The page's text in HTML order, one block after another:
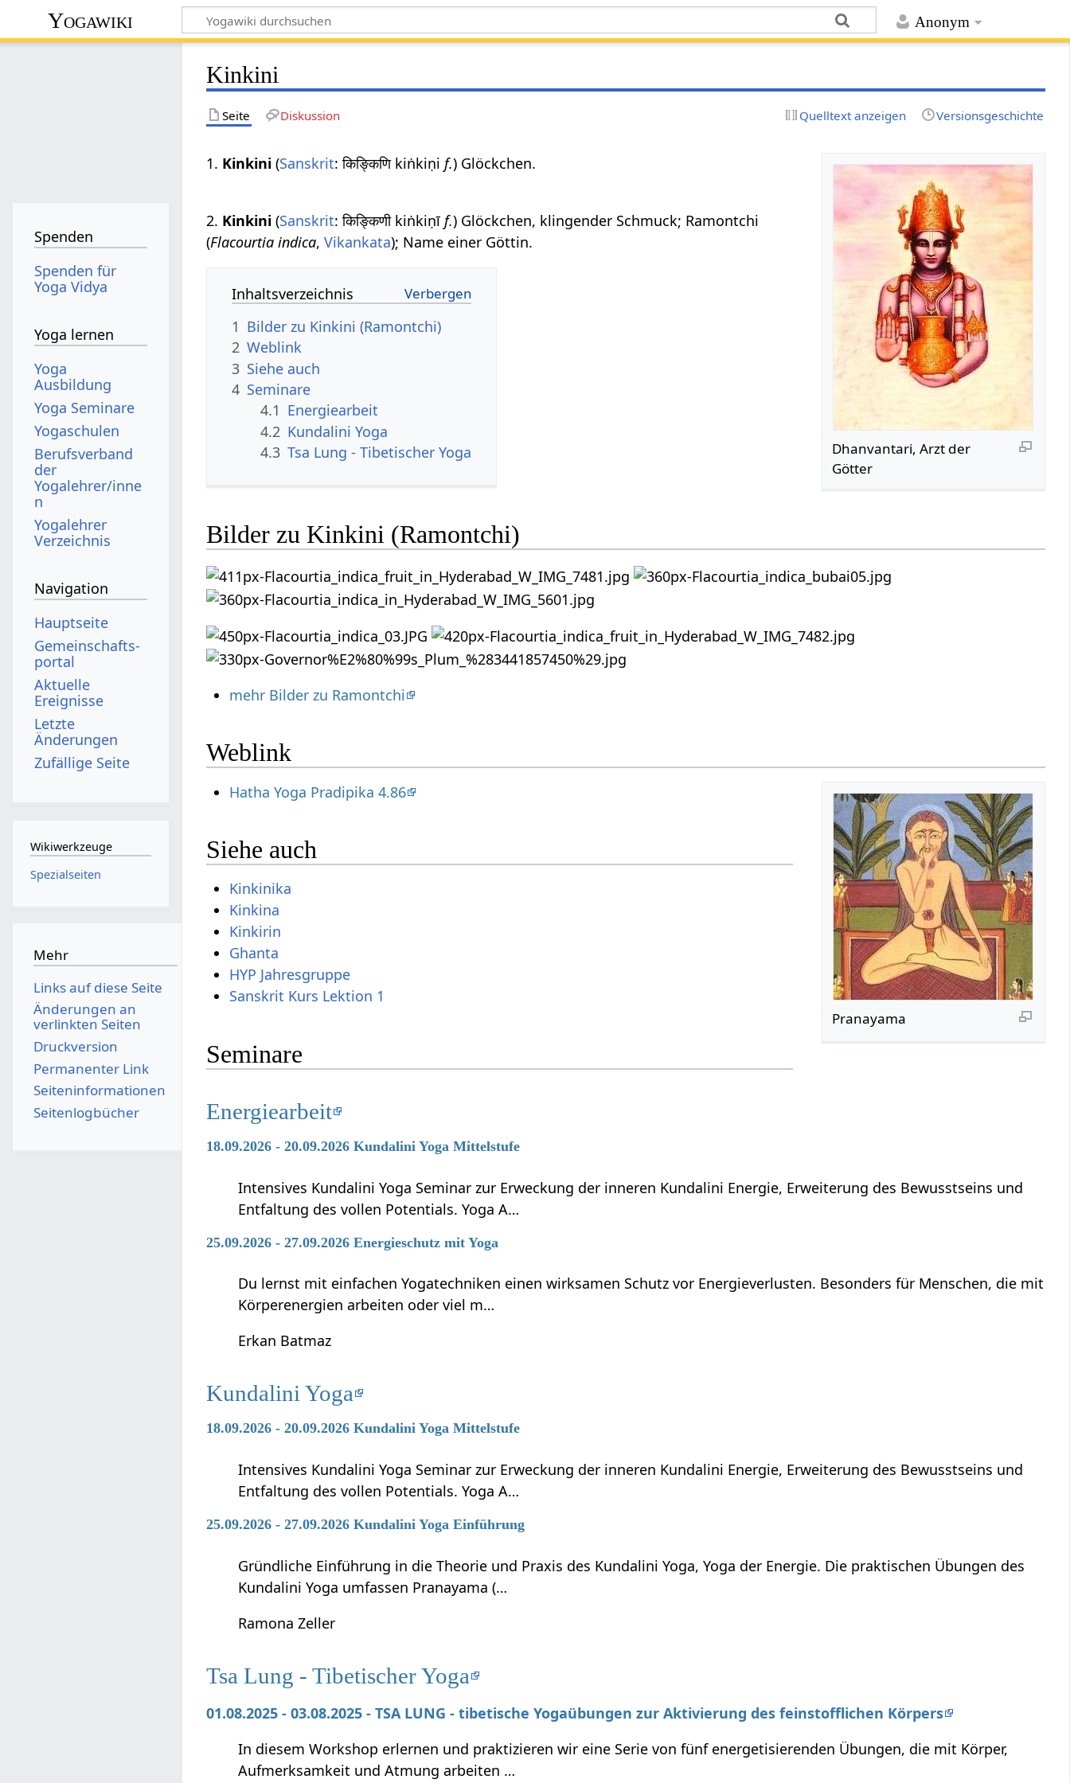
Anonym
Yogawiki
Kinkini
Seite Diskussion Quelltext anzeigen Versionsgeschichte
Dhanvantari, Arzt der
Götter
1. Kinkini (Sanskrit: किङ्किणि kiṅkiṇi f.) Glöckchen.
2. Kinkini (Sanskrit: किङ्किणी kiṅkiṇī f.) Glöckchen, klingender Schmuck; Ramontchi
(Flacourtia indica,Vikankata); Name einer Göttin.
Inhaltsverzeichnis
1 Bilder zu Kinkini (Ramontchi)
2 Weblink
3 Siehe auch
4 Seminare
4.1 Energiearbeit
4.2 Kundalini Yoga
4.3 Tsa Lung - Tibetischer Yoga
Bilder zu Kinkini (Ramontchi)
mehr Bilder zu Ramontchi
Weblink
Pranayama
Hatha Yoga Pradipika 4.86
Siehe auch
Kinkinika
Kinkina
Kinkirin
Ghanta
HYP Jahresgruppe
Sanskrit Kurs Lektion 1
Seminare
Energiearbeit
18.09.2026 - 20.09.2026 Kundalini Yoga Mittelstufe
Intensives Kundalini Yoga Seminar zur Erweckung der inneren Kundalini Energie, Erweiterung des Bewusstseins und
Entfaltung des vollen Potentials. Yoga A…
25.09.2026 - 27.09.2026 Energieschutz mit Yoga
Du lernst mit einfachen Yogatechniken einen wirksamen Schutz vor Energieverlusten. Besonders für Menschen, die mit
Körperenergien arbeiten oder viel m…
Erkan Batmaz
Kundalini Yoga
18.09.2026 - 20.09.2026 Kundalini Yoga Mittelstufe
Intensives Kundalini Yoga Seminar zur Erweckung der inneren Kundalini Energie, Erweiterung des Bewusstseins und
Entfaltung des vollen Potentials. Yoga A…
25.09.2026 - 27.09.2026 Kundalini Yoga Einführung
Gründliche Einführung in die Theorie und Praxis des Kundalini Yoga, Yoga der Energie. Die praktischen Übungen des
Kundalini Yoga umfassen Pranayama (…
Ramona Zeller
Tsa Lung - Tibetischer Yoga
01.08.2025 - 03.08.2025 - TSA LUNG - tibetische Yogaübungen zur Aktivierung des feinstofflichen Körpers
In diesem Workshop erlernen und praktizieren wir eine Serie von fünf energetisierenden Übungen, die mit Körper,
Aufmerksamkeit und Atmung arbeiten …
Spenden
Spenden für
Yoga Vidya
Yoga lernen
Yoga
Ausbildung
Yoga Seminare
Yogaschulen
Berufsverband
der
Yogalehrer/inne
n
Yogalehrer
Verzeichnis
Navigation
Hauptseite
Gemeinschafts­
portal
Aktuelle
Ereignisse
Letzte
Änderungen
Zufällige Seite
Wikiwerkzeuge
Spezialseiten
Mehr
Links auf diese Seite
Änderungen an
verlinkten Seiten
Druckversion
Permanenter Link
Seiten­­informationen
Seitenlogbücher